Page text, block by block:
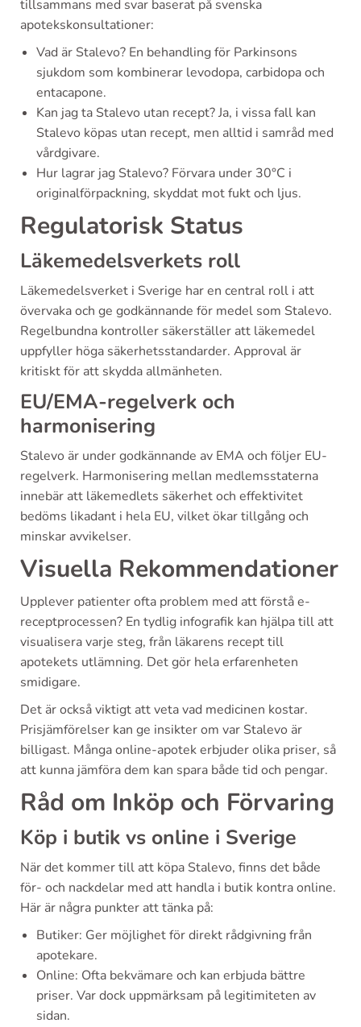
tillsammans med svar baserat på svenska
apotekskonsultationer:
Vad är Stalevo? En behandling för Parkinsons
sjukdom som kombinerar levodopa, carbidopa och
entacapone.
Kan jag ta Stalevo utan recept? Ja, i vissa fall kan
Stalevo köpas utan recept, men alltid i samråd med
vårdgivare.
Hur lagrar jag Stalevo? Förvara under 30°C i
originalförpackning, skyddat mot fukt och ljus.
Regulatorisk Status
Läkemedelsverkets roll
Läkemedelsverket i Sverige har en central roll i att
övervaka och ge godkännande för medel som Stalevo.
Regelbundna kontroller säkerställer att läkemedel
uppfyller höga säkerhetsstandarder. Approval är
kritiskt för att skydda allmänheten.
EU/EMA-regelverk och
harmonisering
Stalevo är under godkännande av EMA och följer EU-
regelverk. Harmonisering mellan medlemsstaterna
innebär att läkemedlets säkerhet och effektivitet
bedöms likadant i hela EU, vilket ökar tillgång och
minskar avvikelser.
Visuella Rekommendationer
Upplever patienter ofta problem med att förstå e-
receptprocessen? En tydlig infografik kan hjälpa till att
visualisera varje steg, från läkarens recept till
apotekets utlämning. Det gör hela erfarenheten
smidigare.
Det är också viktigt att veta vad medicinen kostar.
Prisjämförelser kan ge insikter om var Stalevo är
billigast. Många online-apotek erbjuder olika priser, så
att kunna jämföra dem kan spara både tid och pengar.
Råd om Inköp och Förvaring
Köp i butik vs online i Sverige
När det kommer till att köpa Stalevo, finns det både
för- och nackdelar med att handla i butik kontra online.
Här är några punkter att tänka på:
Butiker: Ger möjlighet för direkt rådgivning från
apotekare.
Online: Ofta bekvämare och kan erbjuda bättre
priser. Var dock uppmärksam på legitimiteten av
sidan.